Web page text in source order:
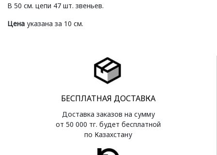
В 50 см. цепи 47 шт. звеньев.
Цена указана за 10 см.
БЕСПЛАТНАЯ ДОСТАВКА
Доставка заказов на сумму
от 50 000 тг. будет бесплатной
по Казахстану